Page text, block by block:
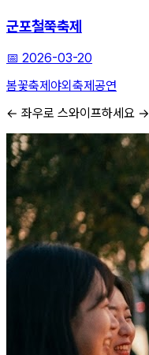
군포철쭉축제
📅 2026-03-20
봄꽃축제야외축제공연
← 좌우로 스와이프하세요 →